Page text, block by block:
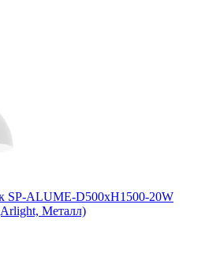
SP-ALUME-D500xH1500-20W
Металл)